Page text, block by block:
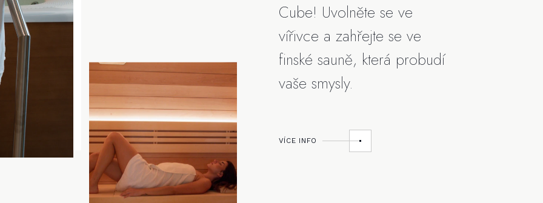
Cube! Uvolněte se ve
vířivce a zahřejte se ve
finské sauně, která probudí
vaše smysly.
VÍCE INFO